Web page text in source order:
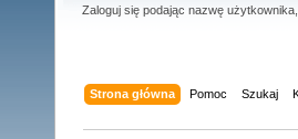
Zaloguj się podając nazwę użytkownika,
Strona główna Pomoc Szukaj